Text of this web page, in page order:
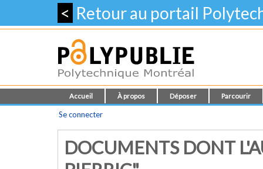
< Retour au portail
Accueil À propos Déposer Parcourir
Se connecter
DOCUMENTS DONT